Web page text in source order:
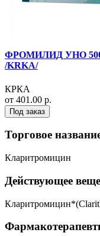
ФРОМИЛИД УНО
/KRKA/
КРКА
от 401.00 р.
Под заказ
Торговое
Кларитромицин
Действующее